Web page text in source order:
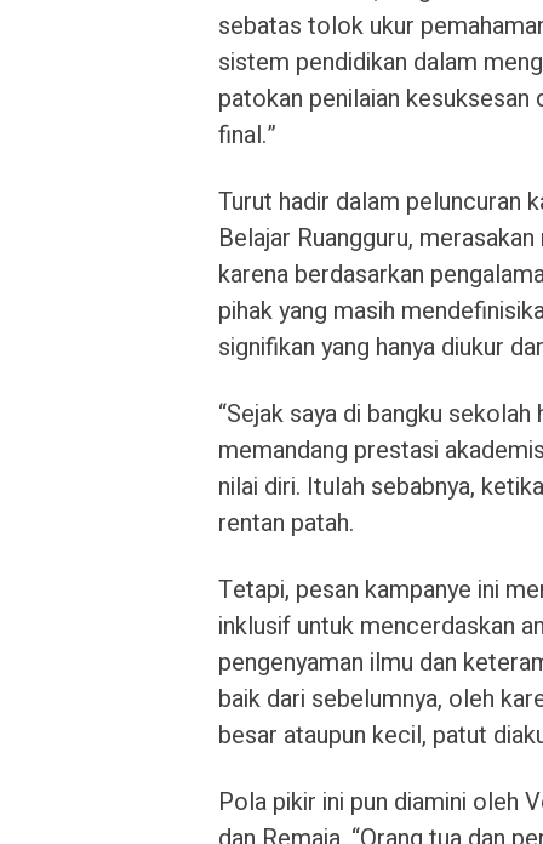
sebatas tolok ukur
sistem pendidikan dalam
patokan penilaian
final.”
Turut hadir dalam peluncuran
Belajar Ruangguru,
karena berdasarkan
pihak yang masih
signifikan yang hanya diukur
“Sejak saya di bangku
memandang prestasi
nilai diri. Itulah sebabnya,
rentan patah.
Tetapi, pesan kampanye ini
inklusif untuk mencerdaskan
pengenyaman ilmu dan
baik dari sebelumnya, oleh
besar ataupun kecil, patut
Pola pikir ini pun diamini oleh